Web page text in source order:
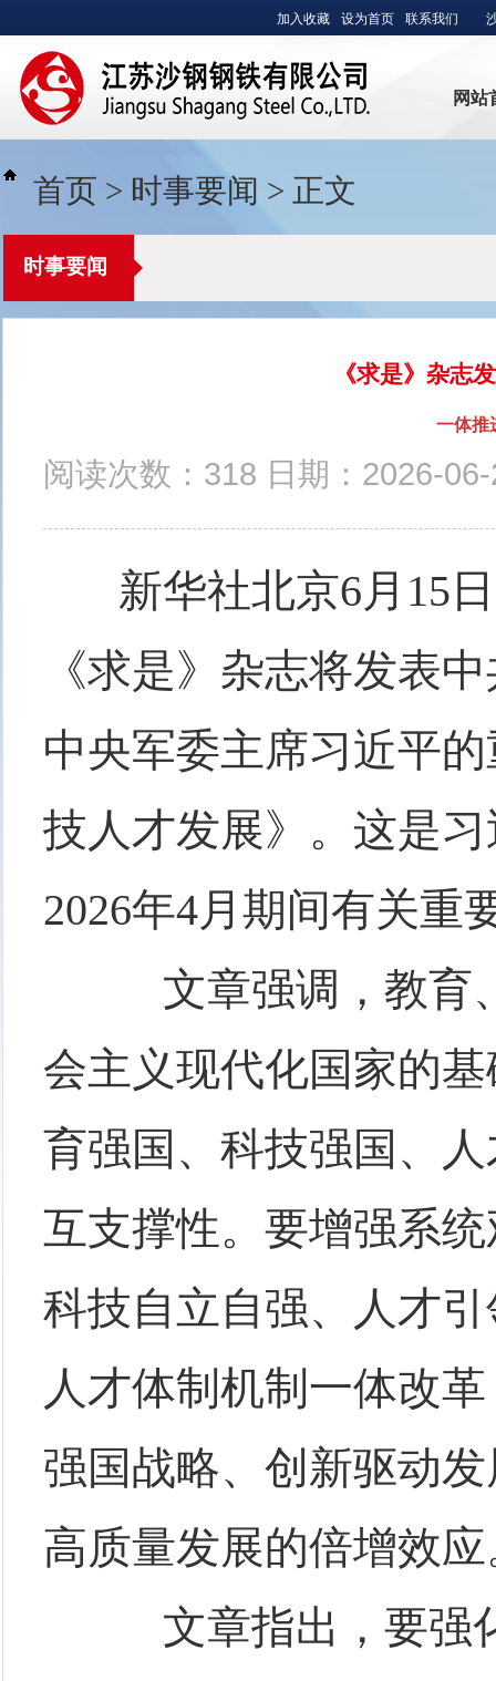
加入收藏 设为首页 联系我们
沙钢集团有限公司
网站
首页 > 时事要闻 > 正文
时事要闻
《求是》杂志
一体推
阅读次数： 318 日期：2026-
新华社北京6月15
《求是》杂志将发表
中央军委主席习近平
技人才发展》。这是
2026年4月期间有关重
文章强调，教育
会主义现代化国家的
育强国、科技强国、
互支撑性。要增强系
科技自立自强、人才
人才体制机制一体改
强国战略、创新驱动
高质量发展的倍增效
文章指出，要强